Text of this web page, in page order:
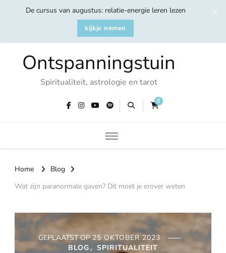
De cursus van augustus: relatie-energie leren lezen
kijkje nemen
Ontspanningstuin
Spiritualiteit, astrologie en tarot
0
Home
Blog
Wat zijn paranormale gaven? Dit moet je erover weten
GEPLAATST OP25 OKTOBER 2023
BLOG
SPIRITUALITEIT